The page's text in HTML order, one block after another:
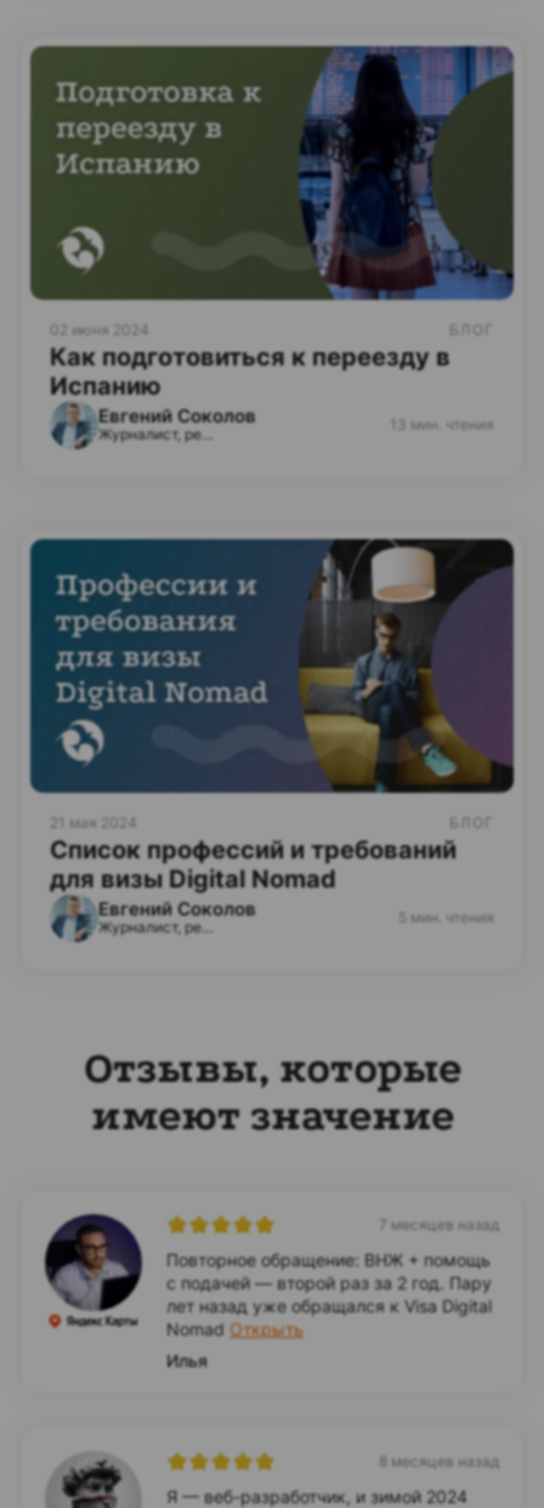
02 июня 2024
Как подготовиться к переезду в
Испанию
Евгений Соколов 13 мин. чтения
21 мая 2024
Список профессий и требований
для визы Digital Nomad
Евгений Соколов 5 мин. чтения
Отзывы, которые
имеют значение
7 месяцев назад
Повторное обращение: ВНЖ + помощь
с подачей — второй раз за 2 год. Пару
лет назад уже обращался к Visa Digital
Nomad Открыть
Илья
8 месяцев назад
Я — веб-разработчик, и зимой 2024